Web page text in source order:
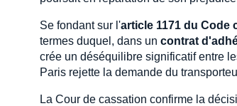
Se fondant sur l'article 1171 du Code
termes duquel, dans un contrat
crée un déséquilibre significatif entre
Paris rejette la demande du
La Cour de cassation confirme la